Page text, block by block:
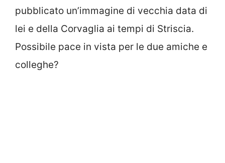
pubblicato un’immagine di vecchia data di
lei e della Corvaglia ai tempi di Striscia.
Possibile pace in vista per le due amiche e
colleghe?